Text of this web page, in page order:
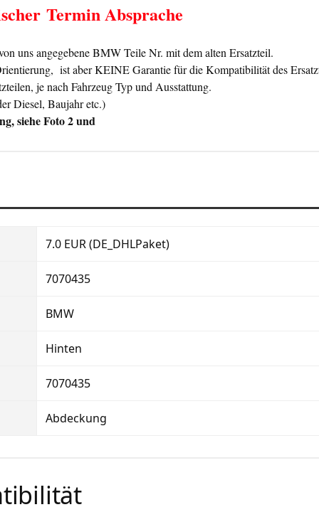
Termin Absprache
uns angegebene BMW Teile Nr. mit dem alten Ersatzteil.
ist aber KEINE Garantie für die Kompatibilität des
je nach Fahrzeug Typ und Ausstattung.
Diesel, Baujahr etc.)
siehe Foto 2 und
7.0 EUR (DE_DHLPaket)
7070435
BMW
Hinten
7070435
Abdeckung